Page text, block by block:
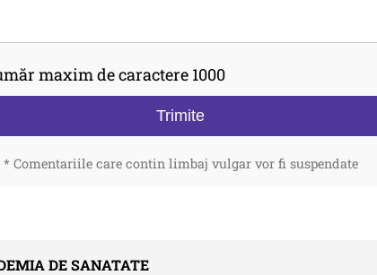
maxim de caractere 1000
Trimite
* Comentariile care contin limbaj vulgar vor fi suspendate
DE SANATATE